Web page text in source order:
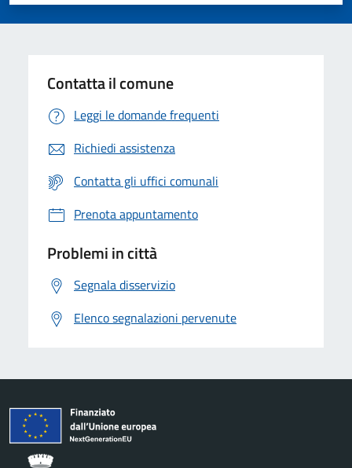
Contatta il comune
Leggi le domande frequenti
Richiedi assistenza
Contatta gli uffici comunali
Prenota appuntamento
Problemi in città
Segnala disservizio
Elenco segnalazioni pervenute